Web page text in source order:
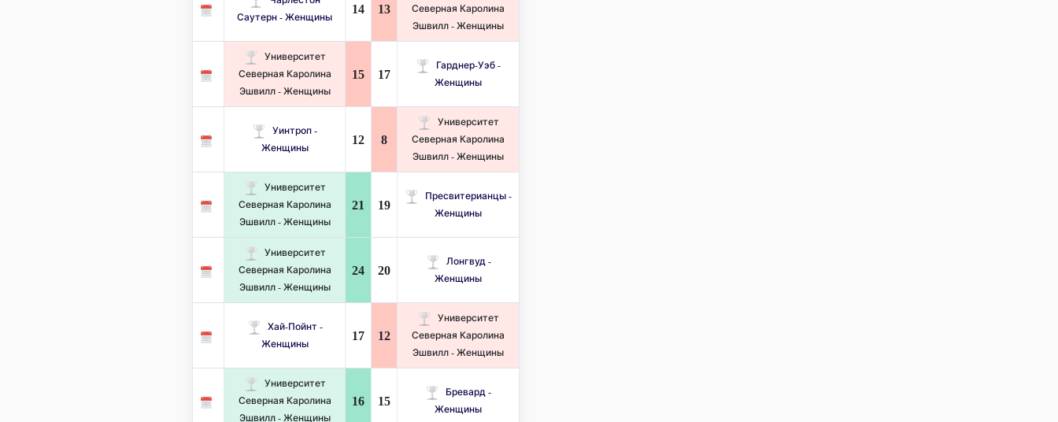
Саутерн - Женщины
14 13
Северная Каролина
Эшвилл - Женщины
Университет
Северная Каролина
Эшвилл - Женщины
15 17
Гарднер-Уэб -
Женщины
Уинтроп -
Женщины
12 8
Университет
Северная Каролина
Эшвилл - Женщины
Университет
Северная Каролина
Эшвилл - Женщины
21 19
Пресвитерианцы -
Женщины
Университет
Северная Каролина
Эшвилл - Женщины
24 20
Лонгвуд -
Женщины
Хай-Пойнт -
Женщины
17 12
Университет
Северная Каролина
Эшвилл - Женщины
Университет
Северная Каролина
Эшвилл - Женщины
16 15
Бревард -
Женщины